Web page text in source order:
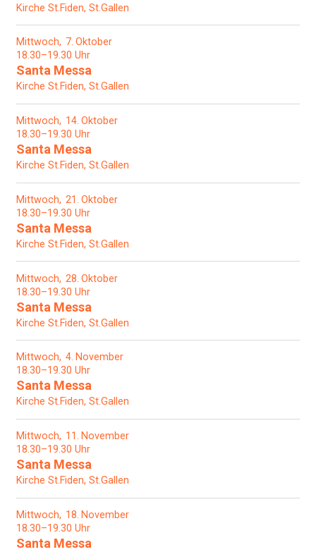
Kirche St.Fiden, St.Gallen
Mittwoch 7 Oktober
18.30–19.30 Uhr
Santa Messa
Kirche St.Fiden, St.Gallen
Mittwoch 14 Oktober
18.30–19.30 Uhr
Santa Messa
Kirche St.Fiden, St.Gallen
Mittwoch 21 Oktober
18.30–19.30 Uhr
Santa Messa
Kirche St.Fiden, St.Gallen
Mittwoch 28 Oktober
18.30–19.30 Uhr
Santa Messa
Kirche St.Fiden, St.Gallen
Mittwoch 4 November
18.30–19.30 Uhr
Santa Messa
Kirche St.Fiden, St.Gallen
Mittwoch 11
November
18.30–19.30 Uhr
Santa Messa
Kirche St.Fiden, St.Gallen
Mittwoch 18 November
18.30–19.30 Uhr
Santa Messa